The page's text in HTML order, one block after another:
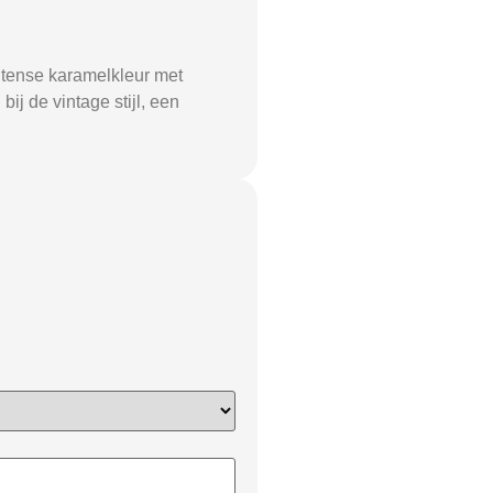
karamelkleur met
de vintage stijl, een